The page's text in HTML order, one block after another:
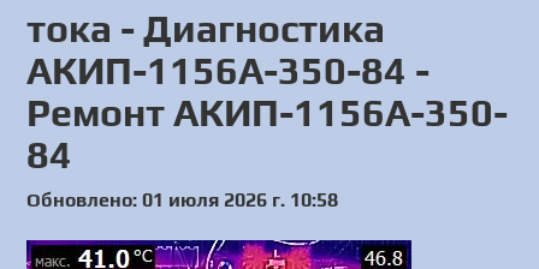
тока - Диагностика
АКИП-1156А-350-84 -
Ремонт АКИП-1156А-350-
84
Обновлено: 01 июля 2026 г. 10:58